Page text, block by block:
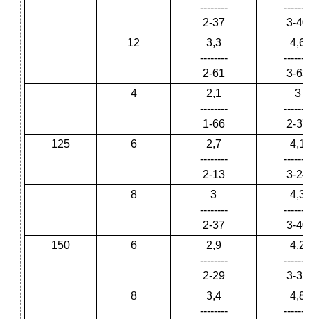
--------
2-37
3-40
12
3,3
--------
2-61
4,6
3-63
4
2,1
--------
1-66
3
2-37
125
6
2,7
--------
2-13
4,1
3-24
8
3
--------
2-37
4,3
3-40
150
6
2,9
--------
2-29
4,2
3-32
8
3,4
--------
4,8